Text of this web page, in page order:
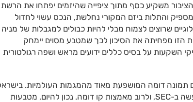
משקיע כסף מתוך ציפייה שהיזמים יפתחו את
והתלות ביזם המקורי נחלשת, הנכס עשוי לחדול
שרוצים לצמוח מבלי להיות כבולים למגבלות של מניה
הזו מפחיתה את הסיכון לכך שמטבע מסוים יימחק
השקעות על בסיס כללים ידועים מראש ושפה רגולטורית
דומה המושפעת מאוד מהמגמות העולמיות.
רשות ניירות ערך והרשויות הפיננסיות עוקבות מקרוב אחרי הנעשה ב-SEC, ולרוב מאמצות קו דומה. נכון להיום, מטבעות